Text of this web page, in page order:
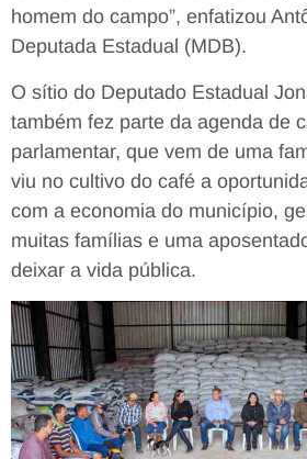
homem do campo”, enfatizou
Deputada Estadual (MDB).
O sítio do Deputado Estadual
também fez parte da agenda de
parlamentar, que vem de uma
viu no cultivo do café a
com a economia do município,
muitas famílias e uma
deixar a vida pública.